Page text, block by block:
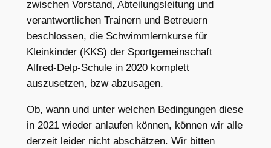
zwischen Vorstand, Abteilungsleitung und
verantwortlichen Trainern und Betreuern
beschlossen, die Schwimmlernkurse für
Kleinkinder (KKS) der Sportgemeinschaft
Alfred-Delp-Schule in 2020 komplett
auszusetzen, bzw abzusagen.
Ob, wann und unter welchen Bedingungen diese
in 2021 wieder anlaufen können, können wir alle
derzeit leider nicht abschätzen. Wir bitten